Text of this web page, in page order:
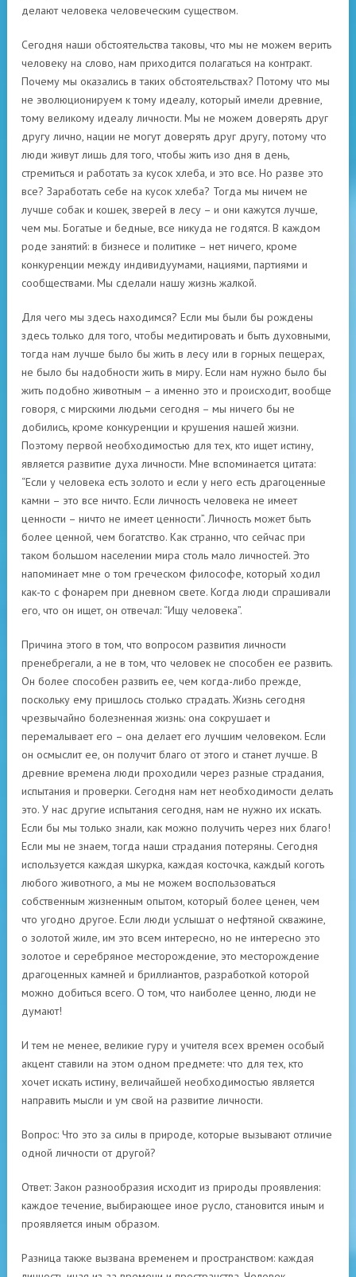
делают человека человеческим существом.
Сегодня наши обстоятельства таковы, что мы не можем верить
человеку на слово, нам приходится полагаться на контракт.
Почему мы оказались в таких обстоятельствах? Потому что мы
не эволюционируем к тому идеалу, который имели древние,
тому великому идеалу личности. Мы не можем доверять друг
другу лично, нации не могут доверять друг другу, потому что
люди живут лишь для того, чтобы жить изо дня в день,
стремиться и работать за кусок хлеба, и это все. Но разве это
все? Заработать себе на кусок хлеба? Тогда мы ничем не
лучше собак и кошек, зверей в лесу – и они кажутся лучше,
чем мы. Богатые и бедные, все никуда не годятся. В каждом
роде занятий: в бизнесе и политике – нет ничего, кроме
конкуренции между индивидуумами, нациями, партиями и
сообществами. Мы сделали нашу жизнь жалкой.
Для чего мы здесь находимся? Если мы были бы рождены
здесь только для того, чтобы медитировать и быть духовными,
тогда нам лучше было бы жить в лесу или в горных пещерах,
не было бы надобности жить в миру. Если нам нужно было бы
жить подобно животным – а именно это и происходит, вообще
говоря, с мирскими людьми сегодня – мы ничего бы не
добились, кроме конкуренции и крушения нашей жизни.
Поэтому первой необходимостью для тех, кто ищет истину,
является развитие духа личности. Мне вспоминается цитата:
“Если у человека есть золото и если у него есть драгоценные
камни – это все ничто. Если личность человека не имеет
ценности – ничто не имеет ценности”. Личность может быть
более ценной, чем богатство. Как странно, что сейчас при
таком большом населении мира столь мало личностей. Это
напоминает мне о том греческом философе, который ходил
как-то с фонарем при дневном свете. Когда люди спрашивали
его, что он ищет, он отвечал: “Ищу человека”.
Причина этого в том, что вопросом развития личности
пренебрегали, а не в том, что человек не способен ее развить.
Он более способен развить ее, чем когда-либо прежде,
поскольку ему пришлось столько страдать. Жизнь сегодня
чрезвычайно болезненная жизнь: она сокрушает и
перемалывает его – она делает его лучшим человеком. Если
он осмыслит ее, он получит благо от этого и станет лучше. В
древние времена люди проходили через разные страдания,
испытания и проверки. Сегодня нам нет необходимости делать
это. У нас другие испытания сегодня, нам не нужно их искать.
Если бы мы только знали, как можно получить через них благо!
Если мы не знаем, тогда наши страдания потеряны. Сегодня
используется каждая шкурка, каждая косточка, каждый коготь
любого животного, а мы не можем воспользоваться
собственным жизненным опытом, который более ценен, чем
что угодно другое. Если люди услышат о нефтяной скважине,
о золотой жиле, им это всем интересно, но не интересно это
золотое и серебряное месторождение, это месторождение
драгоценных камней и бриллиантов, разработкой которой
можно добиться всего. О том, что наиболее ценно, люди не
думают!
И тем не менее, великие гуру и учителя всех времен особый
акцент ставили на этом одном предмете: что для тех, кто
хочет искать истину, величайшей необходимостью является
направить мысли и ум свой на развитие личности.
Вопрос: Что это за силы в природе, которые вызывают отличие
одной личности от другой?
Ответ: Закон разнообразия исходит из природы проявления:
каждое течение, выбирающее иное русло, становится иным и
проявляется иным образом.
Разница также вызвана временем и пространством: каждая